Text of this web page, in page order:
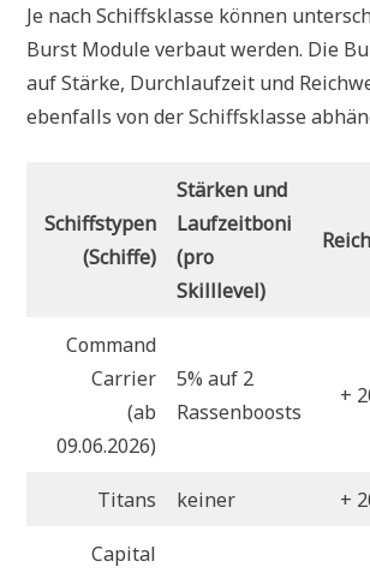
Je nach Schiffsklasse können
Burst Module verbaut werden. Die
auf Stärke, Durchlaufzeit und
ebenfalls von der Schiffsklasse
Schiffstypen
(Schiffe)
Stärken und
Laufzeitboni
(pro
Skilllevel)
Command
Carrier
(ab
09.06.2026)
5% auf 2
Rassenboosts
+
Titans keiner +
Capital